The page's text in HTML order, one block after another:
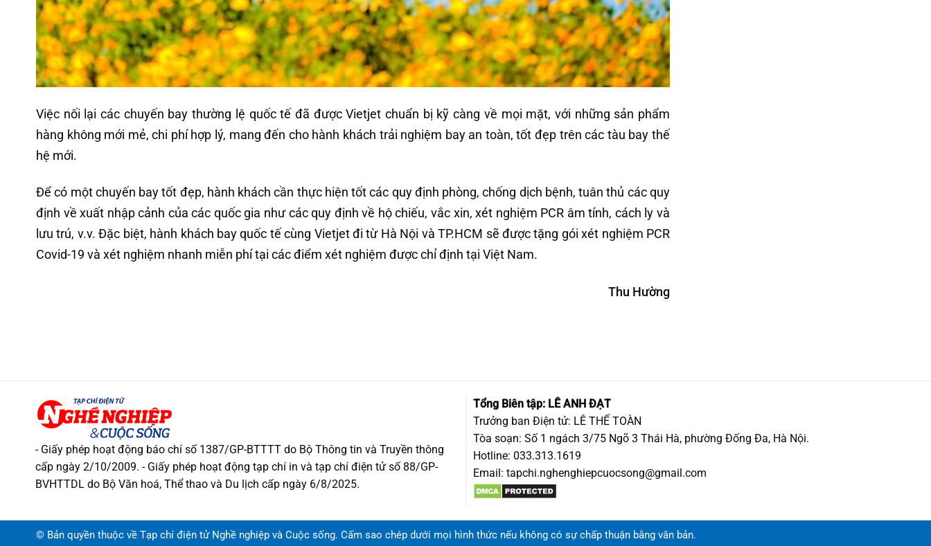
Việc nối lại các chuyến bay thường lệ quốc tế đã được Vietjet chuẩn bị kỹ càng về mọi mặt, với những sản phẩm
hàng không mới mẻ, chi phí hợp lý, mang đến cho hành khách trải nghiệm bay an toàn, tốt đẹp trên các tàu bay thế
hệ mới.
Để có một chuyến bay tốt đẹp, hành khách cần thực hiện tốt các quy định phòng, chống dịch bệnh, tuân thủ các quy
định về xuất nhập cảnh của các quốc gia như các quy định về hộ chiếu, vắc xin, xét nghiệm PCR âm tính, cách ly và
lưu trú, v.v. Đặc biệt, hành khách bay quốc tế cùng Vietjet đi từ Hà Nội và TP.HCM sẽ được tặng gói xét nghiệm PCR
Covid-19 và xét nghiệm nhanh miễn phí tại các điểm xét nghiệm được chỉ định tại Việt Nam.
Thu Hường
- Giấy phép hoạt động báo chí số 1387/GP-BTTTT do Bộ Thông tin và Truyền thông
cấp ngày 2/10/2009. - Giấy phép hoạt động tạp chí in và tạp chí điện tử số 88/GP-
BVHTTDL do Bộ Văn hoá, Thể thao và Du lịch cấp ngày 6/8/2025.
Tổng Biên tập: LÊ ANH ĐẠT
Trưởng ban Điện tử: LÊ THẾ TOÀN
Tòa soạn: Số 1 ngách 3/75 Ngõ 3 Thái Hà, phường Đống Đa, Hà Nội.
Hotline: 033.313.1619
Email: tapchi.nghenghiepcuocsong@gmail.com
© Bản quyền thuộc về Tạp chí điện tử Nghề nghiệp và Cuộc sống. Cấm sao chép dưới mọi hình thức nếu không có sự chấp thuận bằng văn bản.